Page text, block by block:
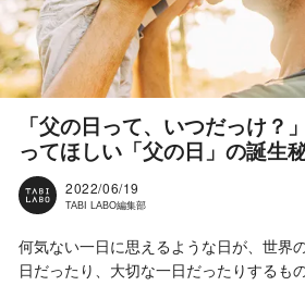
「父の日って、いつだっけ？
ってほしい「父の日」の誕生
2022/06/19
TABI LABO編集部
何気ない一日に思えるような日が、世界
日だったり、大切な一日だったりするもの